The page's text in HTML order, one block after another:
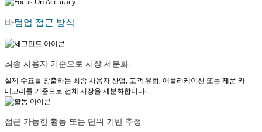
바텀업 접근 방식
최종 사용자 기준으로 시장 세분화
실제 수요를 창출하는 최종 사용자 산업, 고객 유형, 애플리케이션 또는 제품 카
테고리를 기준으로 전체 시장을 세분화합니다.
접근 가능한 활동 또는 단위 기반 추정